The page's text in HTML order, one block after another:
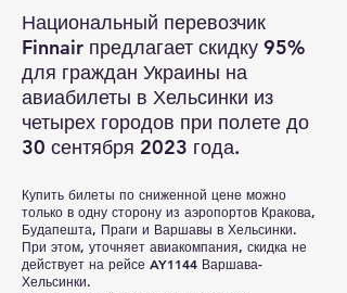
Национальный перевозчик
Finnair предлагает скидку 95%
для граждан Украины на
авиабилеты в Хельсинки из
четырех городов при полете до
30 сентября 2023 года.
Купить билеты по сниженной цене можно
только в одну сторону из аэропортов Кракова,
Будапешта, Праги и Варшавы в Хельсинки.
При этом, уточняет авиакомпания, скидка не
действует на рейсе AY1144 Варшава-
Хельсинки.